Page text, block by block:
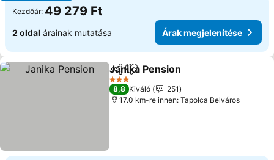
Kezdőár: 49 279 Ft
2 oldal árainak mutatása Árak megjelenítése
Megosztás
Hozzáadás a kedvencekhez
Janika Pension
3 Kategória
8,8 Kiváló
251
17.0 km-re innen: Tapolca Belváros